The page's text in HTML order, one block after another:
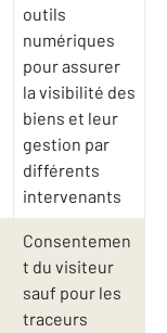
outils
numériques
pour assurer
la visibilité des
biens et leur
gestion par
différents
intervenants
Consentemen
t du visiteur
sauf pour les
traceurs